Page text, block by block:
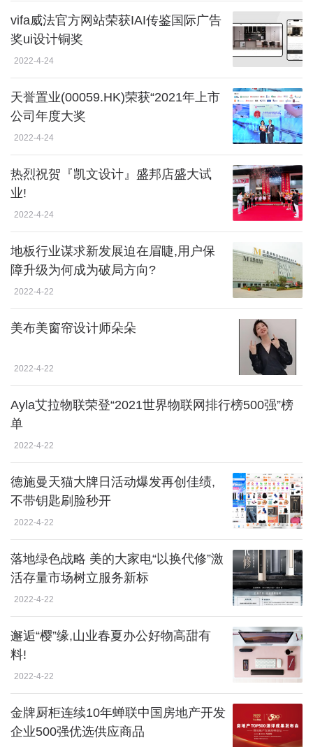
vifa威法官方网站荣获IAI传鉴国际广告
奖ui设计铜奖
2022-4-24
天誉置业(00059.HK)荣获“2021年上市
公司年度大奖
2022-4-24
热烈祝贺『凯文设计』盛邦店盛大试
业!
2022-4-24
地板行业谋求新发展迫在眉睫,用户保
障升级为何成为破局方向?
2022-4-22
美布美窗帘设计师朵朵
2022-4-22
Ayla艾拉物联荣登“2021世界物联网排行榜500强”榜
单
2022-4-22
德施曼天猫大牌日活动爆发再创佳绩,
不带钥匙刷脸秒开
2022-4-22
落地绿色战略 美的大家电“以换代修”激
活存量市场树立服务新标
2022-4-22
邂逅“樱”缘,山业春夏办公好物高甜有
料!
2022-4-22
金牌厨柜连续10年蝉联中国房地产开发
企业500强优选供应商品